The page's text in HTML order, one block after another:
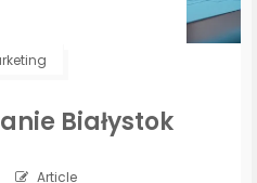
Białystok
Article